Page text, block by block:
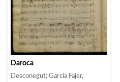
Daroca
Desconegut; García Fajer,